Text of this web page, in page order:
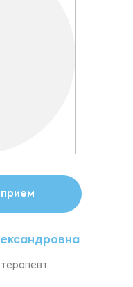
прием